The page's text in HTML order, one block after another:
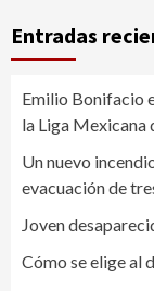
Entradas
Emilio Bonifacio
la Liga Mexicana
Un nuevo
evacuación de
Joven
Cómo se elige al